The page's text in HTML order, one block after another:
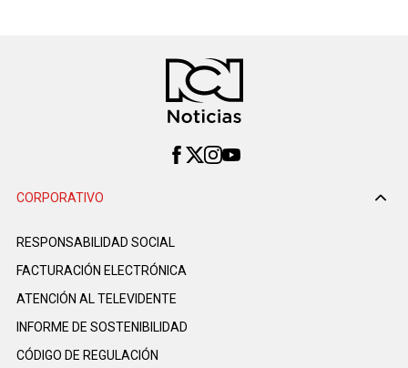
CORPORATIVO
RESPONSABILIDAD SOCIAL
FACTURACIÓN ELECTRÓNICA
ATENCIÓN AL TELEVIDENTE
INFORME DE SOSTENIBILIDAD
CÓDIGO DE REGULACIÓN